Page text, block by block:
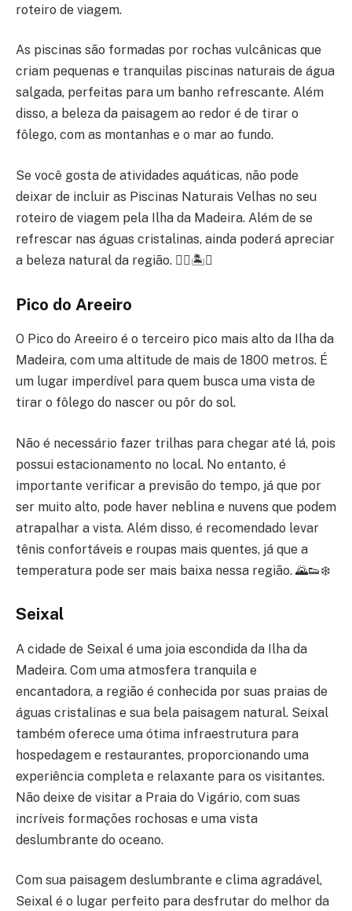
roteiro de viagem.
As piscinas são formadas por rochas vulcânicas que
criam pequenas e tranquilas piscinas naturais de água
salgada, perfeitas para um banho refrescante. Além
disso, a beleza da paisagem ao redor é de tirar o
fôlego, com as montanhas e o mar ao fundo.
Se você gosta de atividades aquáticas, não pode
deixar de incluir as Piscinas Naturais Velhas no seu
roteiro de viagem pela Ilha da Madeira. Além de se
refrescar nas águas cristalinas, ainda poderá apreciar
a beleza natural da região. 🏊‍♀️🏝️🌊
Pico do Areeiro
O Pico do Areeiro é o terceiro pico mais alto da Ilha da
Madeira, com uma altitude de mais de 1800 metros. É
um lugar imperdível para quem busca uma vista de
tirar o fôlego do nascer ou pôr do sol.
Não é necessário fazer trilhas para chegar até lá, pois
possui estacionamento no local. No entanto, é
importante verificar a previsão do tempo, já que por
ser muito alto, pode haver neblina e nuvens que podem
atrapalhar a vista. Além disso, é recomendado levar
tênis confortáveis e roupas mais quentes, já que a
temperatura pode ser mais baixa nessa região. 🌄👟❄️
Seixal
A cidade de Seixal é uma joia escondida da Ilha da
Madeira. Com uma atmosfera tranquila e
encantadora, a região é conhecida por suas praias de
águas cristalinas e sua bela paisagem natural. Seixal
também oferece uma ótima infraestrutura para
hospedagem e restaurantes, proporcionando uma
experiência completa e relaxante para os visitantes.
Não deixe de visitar a Praia do Vigário, com suas
incríveis formações rochosas e uma vista
deslumbrante do oceano.
Com sua paisagem deslumbrante e clima agradável,
Seixal é o lugar perfeito para desfrutar do melhor da